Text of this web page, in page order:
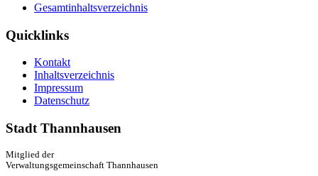
Gesamtinhaltsverzeichnis
Quicklinks
Kontakt
Inhaltsverzeichnis
Impressum
Datenschutz
Stadt Thannhausen
Mitglied der
Verwaltungsgemeinschaft Thannhausen